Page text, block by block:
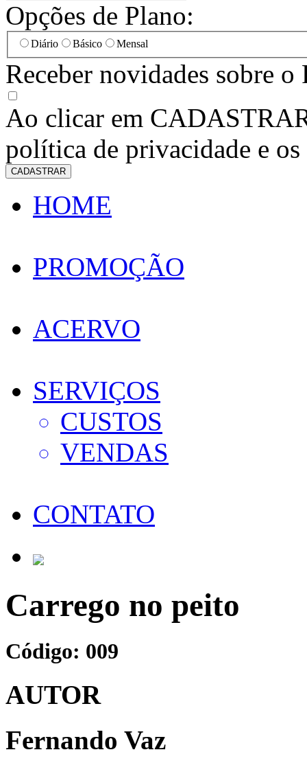
Opções de Plano:
Diário Básico Mensal
Receber novidades sobre
Ao clicar em
política de privacidade e os
CADASTRAR
HOME
PROMOÇÃO
ACERVO
SERVIÇOS
CUSTOS
VENDAS
CONTATO
Carrego no peito
Código: 009
AUTOR
Fernando Vaz